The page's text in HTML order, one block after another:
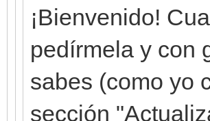
¡Bienvenido!
pedírmela y con
sabes (como yo
sección